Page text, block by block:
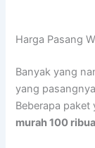
Harga Pasang
Banyak yang
yang
Beberapa
murah 100